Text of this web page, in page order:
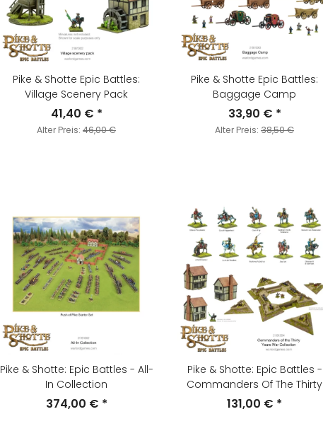
Pike & Shotte Epic Battles:
Village Scenery Pack
41,40 € *
Alter Preis: 46,00 €
Pike & Shotte Epic Battles:
Baggage Camp
33,90 € *
Alter Preis: 38,50 €
Pike & Shotte: Epic Battles - All-
In Collection
374,00 € *
Pike & Shotte: Epic Battles -
Commanders Of The Thirty
Years`s War Collection
131,00 € *